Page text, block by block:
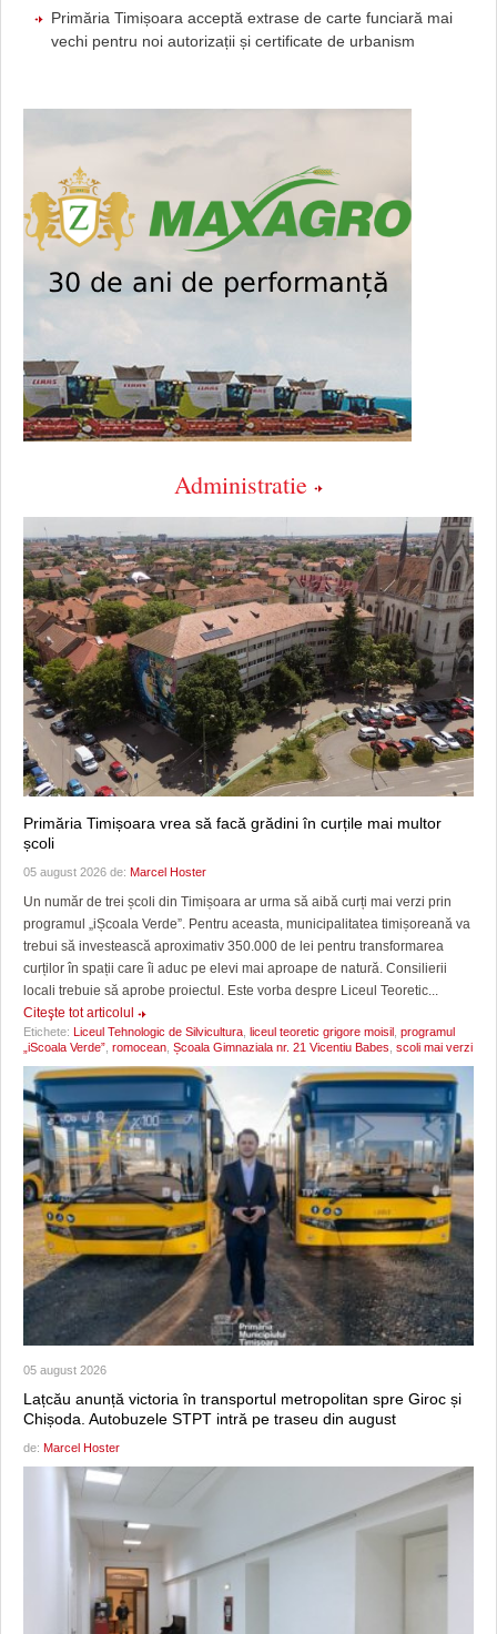
Primăria Timișoara acceptă extrase de carte funciară mai
vechi pentru noi autorizații și certificate de urbanism
Administratie
Primăria Timișoara vrea să facă grădini în curțile mai multor
școli
05 august 2026 de: Marcel Hoster
Un număr de trei școli din Timișoara ar urma să aibă curți mai verzi prin
programul „iȘcoala Verde”. Pentru aceasta, municipalitatea timișoreană va
trebui să investească aproximativ 350.000 de lei pentru transformarea
curților în spații care îi aduc pe elevi mai aproape de natură. Consilierii
locali trebuie să aprobe proiectul. Este vorba despre Liceul Teoretic...
Citeşte tot articolul
Etichete: Liceul Tehnologic de Silvicultura, liceul teoretic grigore moisil , programul
„iScoala Verde”, romocean, Școala Gimnaziala nr. 21 Vicentiu Babes, scoli mai verzi
05 august 2026
Lațcău anunță victoria în transportul metropolitan spre Giroc și
Chișoda. Autobuzele STPT intră pe traseu din august
de: Marcel Hoster